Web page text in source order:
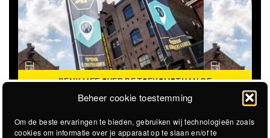
Beheer cookie toestemming
Om de beste ervaringen te bieden, gebruiken wij technologieën zoals
cookies om informatie over je apparaat op te slaan en/of te
DENK MEE OVER DE TOEKOMST VAN DE
KROEPOEKFABRIEK